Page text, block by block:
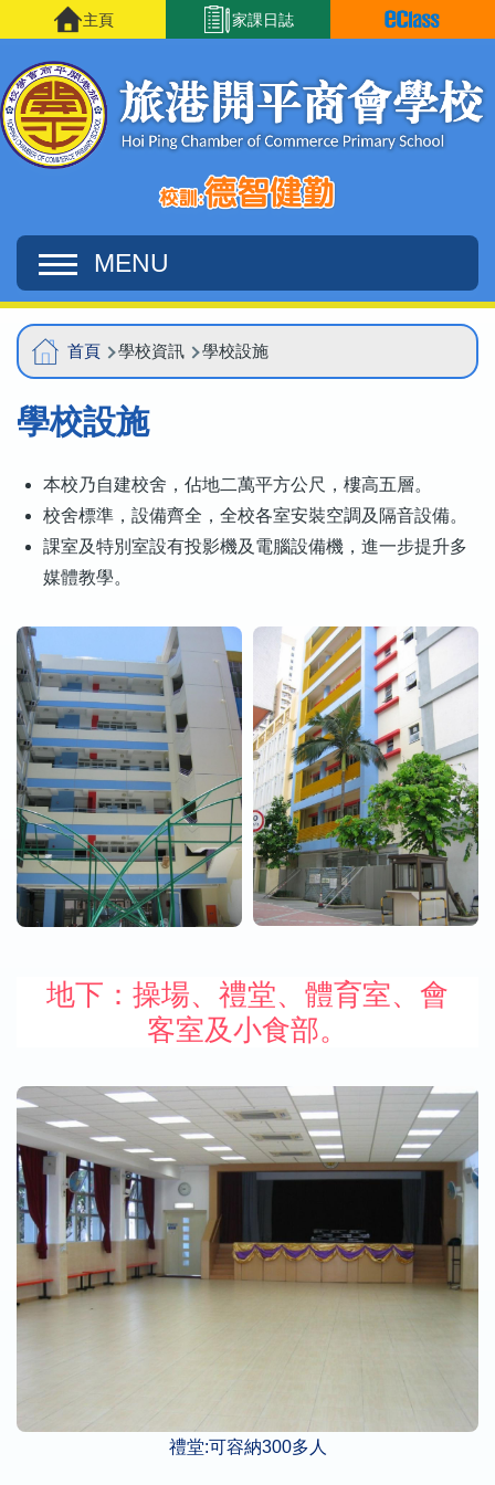
移至主內容 家課日誌
主頁
MENU
Main
navigation
導
航
連
首頁 學校資訊 學校設施
學校設施
本校乃自建校舍，佔地二萬平方公尺，樓高五層。
校舍標準，設備齊全，全校各室安裝空調及隔音設備。
課室及特別室設有投影機及電腦設備機，進一步提升多
媒體教學。
地下：操場、禮堂、體育室、會
客室及小食部。
禮堂:可容納300多人